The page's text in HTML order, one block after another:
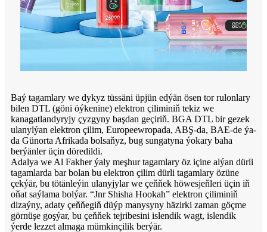
Baý tagamlary we dykyz tüssäni üpjün edýän ösen tor rulonlary
bilen DTL (göni öýkenine) elektron çiliminiň tekiz we
kanagatlandyryjy çyzgyny başdan geçiriň. BGA DTL bir gezek
ulanylýan elektron çilim, Europeewropada, ABŞ-da, BAE-de ýa-
da Günorta Afrikada bolsaňyz, bug sungatyna ýokary baha
berýänler üçin döredildi.
Adalya we Al Fakher ýaly meşhur tagamlary öz içine alýan dürli
tagamlarda bar bolan bu elektron çilim dürli tagamlary özüne
çekýär, bu tötänleýin ulanyjylar we çeňňek höwesjeňleri üçin iň
oňat saýlama bolýar. “Jnr Shisha Hookah” elektron çiliminiň
dizaýny, adaty çeňňegiň düýp manysyny häzirki zaman göçme
görnüşe goşýar, bu çeňňek tejribesini islendik wagt, islendik
ýerde lezzet almaga mümkinçilik berýär.